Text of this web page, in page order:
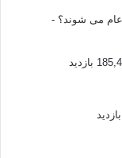
می شوند؟ -